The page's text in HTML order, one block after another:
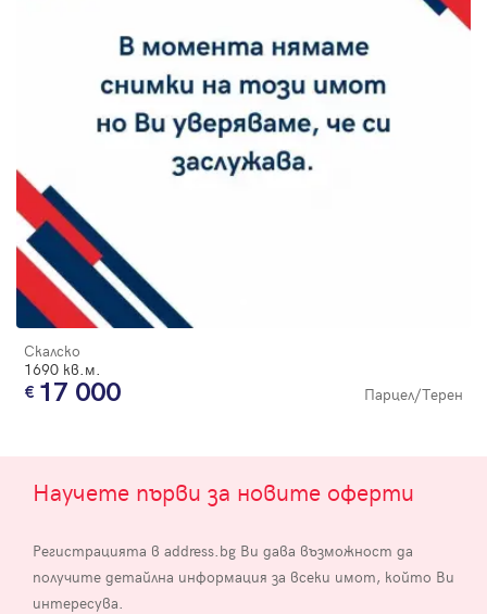
Скалско
1690 кв.м.
17 000 Парцел/Терен
Научете първи за новите оферти
Регистрацията в address.bg Ви дава възможност да
получите детайлна информация за всеки имот, който Ви
интересува.